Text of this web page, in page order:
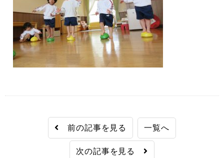
前の記事を見る 一覧へ
次の記事を見る